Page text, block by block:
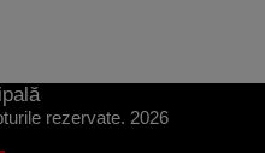
rezervate. 2026